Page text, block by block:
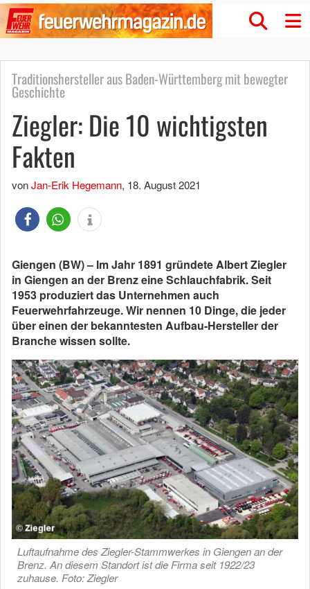
Traditionshersteller aus Baden-Württemberg mit bewegter
Geschichte
Ziegler: Die 10 wichtigsten
Fakten
vonJan-Erik Hegemann, 18. August 2021
Giengen (BW) – Im Jahr 1891 gründete Albert Ziegler
in Giengen an der Brenz eine Schlauchfabrik. Seit
1953 produziert das Unternehmen auch
Feuerwehrfahrzeuge. Wir nennen 10 Dinge, die jeder
über einen der bekanntesten Aufbau-Hersteller der
Branche wissen sollte.
Luftaufnahme des Ziegler-Stammwerkes in Giengen an der
Brenz. An diesem Standort ist die Firma seit 1922/23
zuhause. Foto: Ziegler